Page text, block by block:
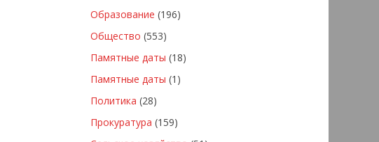
Образование (196)
Общество (553)
Памятные даты (18)
Памятные даты (1)
Политика (28)
Прокуратура (159)